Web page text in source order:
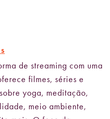
de streaming com uma
filmes, séries e
yoga, meditação,
meio ambiente,